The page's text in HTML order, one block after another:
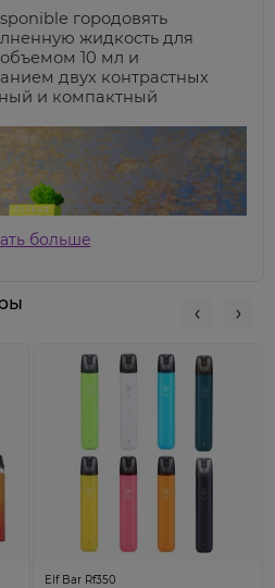
городовять
жидкость для
10 мл и
м двух контрастных
и компактный
одноразовая
огромное количество
). За счет подзарядки в
что
любой момент вы можете
больше
Elf Bar Rf350